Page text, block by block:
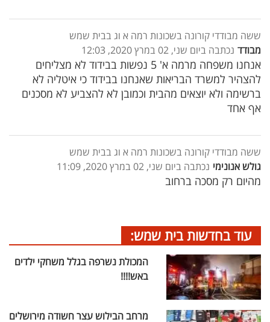
ששה מבודדי קורונה בשכונות רמה א וג בבית שמש
מבודד נכתבה ביום שני, 02 במרץ 2020, 12:03
אנחנו משפחה מרמה א' 5 נפשות בבידוד לא מצליחים
להצהיר למשרד הבריאות שאנחנו בבידוד כי איטליה לא
ברשימה ולא יוצאים מהבית וכמובן לא להצביע לא מסכנים
אף אחד
ששה מבודדי קורונה בשכונות רמה א וג בבית שמש
גולש אנונימי נכתבה ביום שני, 02 במרץ 2020, 11:09
מהיום רק מסכה ברחוב
עוד בחדשות בית שמש:
המכולת נשרפה בגלל משחקי ילדים
באש!!!!
מרחב הבילוש עצר חשודה מירושלים